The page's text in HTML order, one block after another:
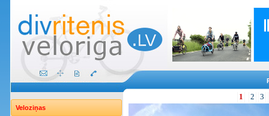
Veloziņas
1 2 3